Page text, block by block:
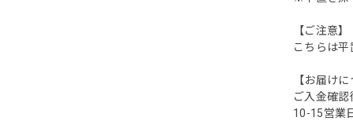
【ご注意】
こちらは
【お届け
ご入金確
10-15営業